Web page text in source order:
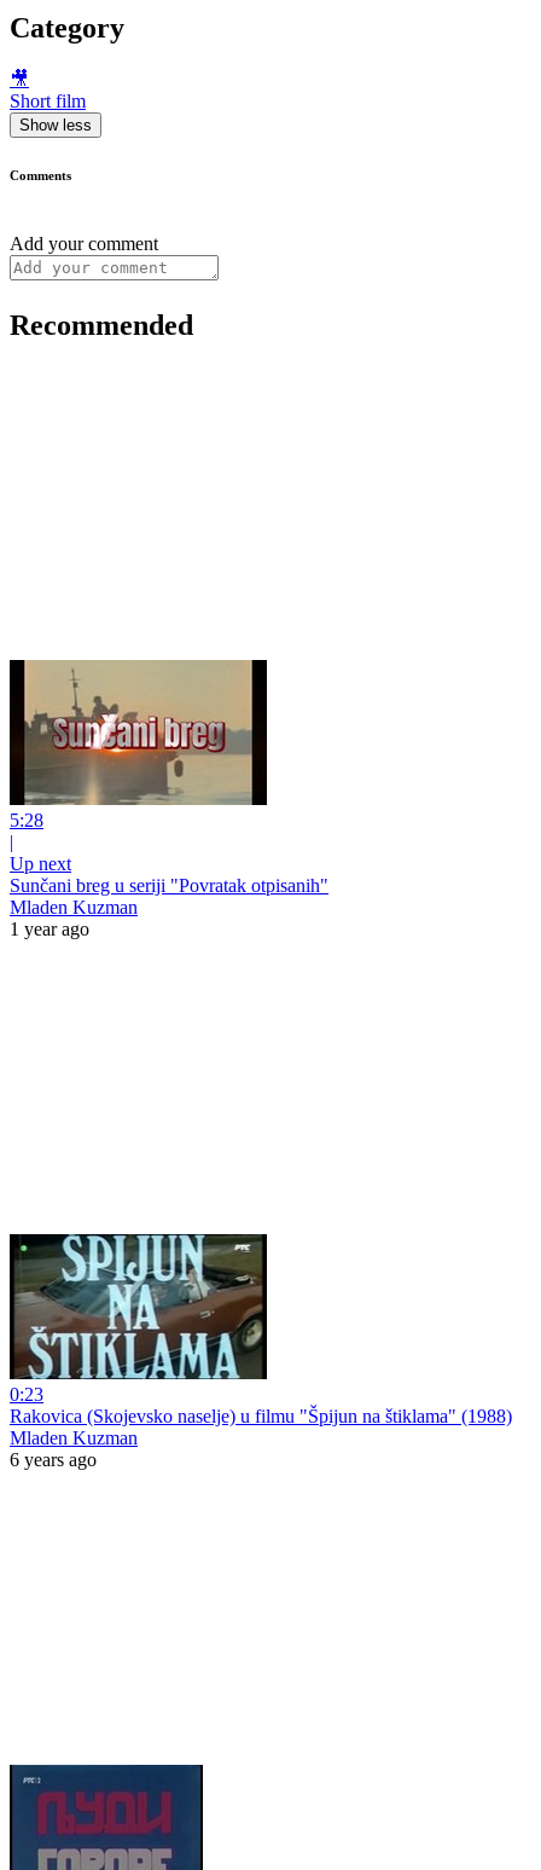
Category
🎥
Short film
Show less
Comments
Add your comment
Recommended
5:28
|
Up next
Sunčani breg u seriji "Povratak otpisanih"
Mladen Kuzman
1 year ago
0:23
Rakovica (Skojevsko naselje) u filmu "Špijun na štiklama" (1988)
Mladen Kuzman
6 years ago